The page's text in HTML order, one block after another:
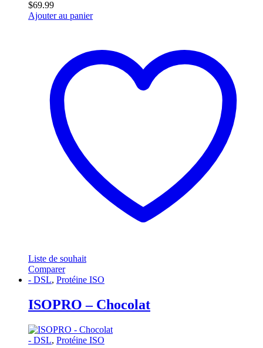
$69.99
Ajouter au panier
Liste de souhait
Comparer
- DSL, Protéine ISO
ISOPRO – Chocolat
- DSL, Protéine ISO